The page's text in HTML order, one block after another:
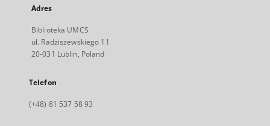
Adres
Biblioteka UMCS
ul. Radziszewskiego 11
20-031 Lublin, Poland
Telefon
(+48) 81 537 58 93